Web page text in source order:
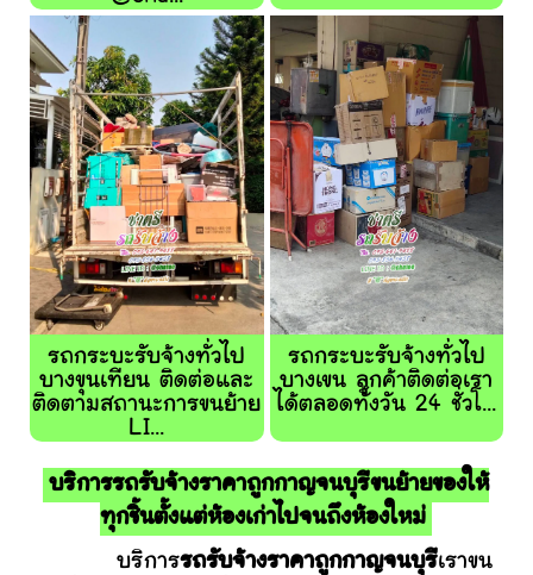
รถกระบะรับจ้างทั่วไป
บางขุนเทียน ติดต่อและ
ติดตามสถานะการขนย้าย
LI...
รถกระบะรับจ้างทั่วไป
บางเขน ลูกค้าติดต่อเรา
ได้ตลอดทั้งวัน 24 ชั่วโ...
บริการรถรับจ้างราคาถูกกาญจนบุรีขนย้ายของให้
ทุกชิ้นตั้งแต่ห้องเก่าไปจนถึงห้องใหม่
บริการรถรับจ้างราคาถูกกาญจนบุรีเราขน